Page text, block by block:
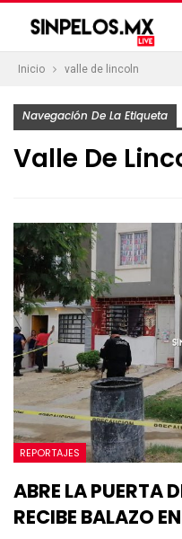
Inicio valle de lincoln
Navegación De La Etiqueta
Valle De
REPORTAJES
ABRE LA PUERTA
RECIBE BALAZO